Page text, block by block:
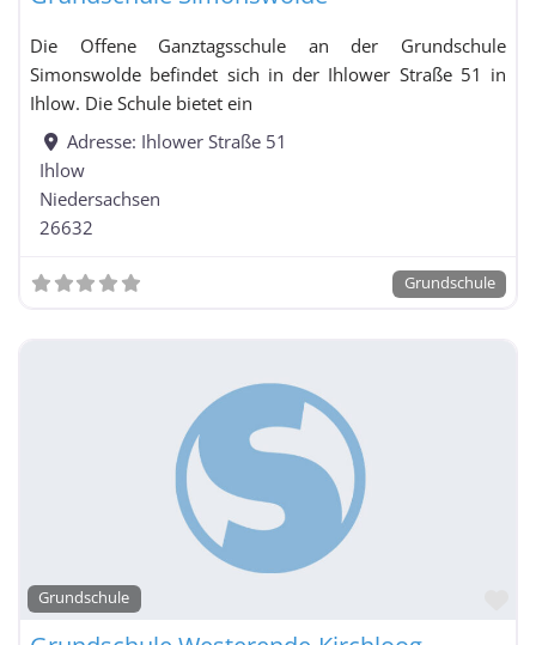
Die Offene Ganztagsschule an der Grundschule
Simonswolde befindet sich in der Ihlower Straße 51 in
Ihlow. Die Schule bietet ein
Adresse: Ihlower Straße 51
Ihlow
Niedersachsen
26632
Grundschule
Grundschule